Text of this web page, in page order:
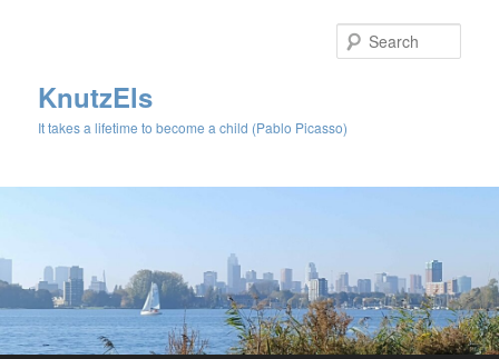
KnutzEls
It takes a lifetime to become a child (Pablo Picasso)